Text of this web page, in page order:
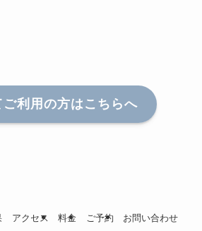
ご利用の方はこちらへ
アクセス 料金 ご予約 お問い合わせ